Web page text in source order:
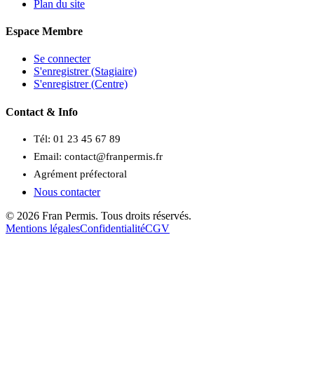
Plan du site
Espace Membre
Se connecter
S'enregistrer (Stagiaire)
S'enregistrer (Centre)
Contact & Info
Tél: 01 23 45 67 89
Email: contact@franpermis.fr
Agrément préfectoral
Nous contacter
© 2026 Fran Permis. Tous droits réservés.
Mentions légalesConfidentialitéCGV